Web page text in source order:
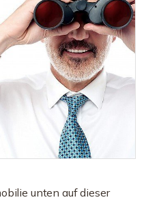
unten auf dieser